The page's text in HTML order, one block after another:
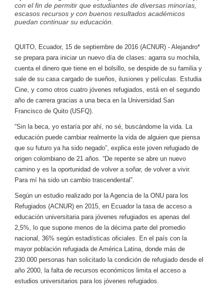
con el fin de permitir que estudiantes de diversas minorías,
escasos recursos y con buenos resultados académicos
puedan continuar su educación.
QUITO, Ecuador, 15 de septiembre de 2016 (ACNUR) - Alejandro*
se prepara para iniciar un nuevo día de clases: agarra su mochila,
cuenta el dinero que tiene en el bolsillo, se despide de su familia y
sale de su casa cargado de sueños, ilusiones y películas. Estudia
Cine, y como otros cuatro jóvenes refugiados, está en el segundo
año de carrera gracias a una beca en la Universidad San
Francisco de Quito (USFQ).
“Sin la beca, yo estaría por ahí, no sé, buscándome la vida. La
educación puede cambiar realmente la vida de alguien que piensa
que su futuro ya ha sido negado”, explica este joven refugiado de
origen colombiano de 21 años. “De repente se abre un nuevo
camino y es la oportunidad de volver a soñar, de volver a vivir.
Para mí ha sido un cambio trascendental”.
Según un estudio realizado por la Agencia de la ONU para los
Refugiados (ACNUR) en 2015, en Ecuador la tasa de acceso a
educación universitaria para jóvenes refugiados es apenas del
2,5%, lo que supone menos de la décima parte del promedio
nacional, 36% según estadísticas oficiales. En el país con la
mayor población refugiada de América Latina, donde más de
230.000 personas han solicitado la condición de refugiado desde el
año 2000, la falta de recursos económicos limita el acceso a
estudios universitarios para los jóvenes refugiados.